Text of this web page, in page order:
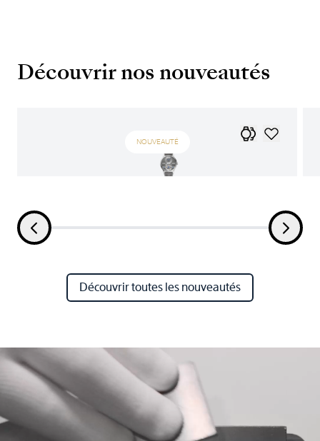
Découvrir nos nouveautés
NOUVEAUTÉ
Découvrir toutes les nouveautés